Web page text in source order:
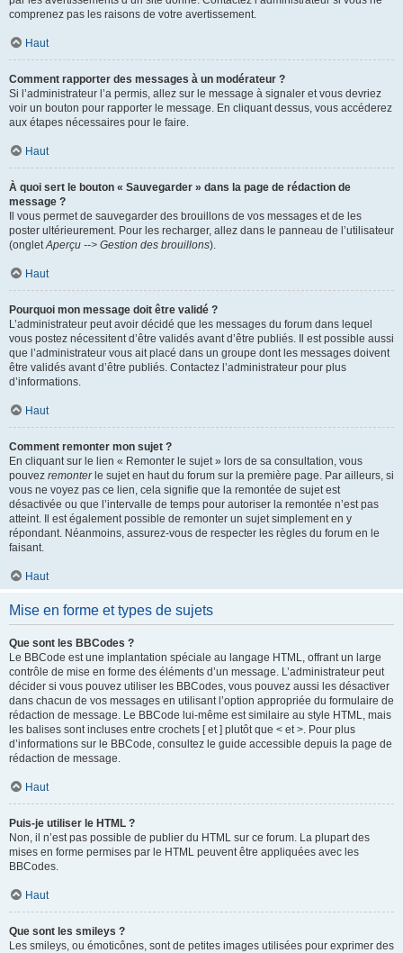
comprenez pas les raisons de votre avertissement.
Haut
Comment rapporter des messages à un modérateur ?
Si l’administrateur l’a permis, allez sur le message à signaler et vous devriez
voir un bouton pour rapporter le message. En cliquant dessus, vous accéderez
aux étapes nécessaires pour le faire.
Haut
À quoi sert le bouton « Sauvegarder » dans la page de rédaction de
message ?
Il vous permet de sauvegarder des brouillons de vos messages et de les
poster ultérieurement. Pour les recharger, allez dans le panneau de l’utilisateur
(ongletAperçu --> Gestion des brouillons).
Haut
Pourquoi mon message doit être validé ?
L’administrateur peut avoir décidé que les messages du forum dans lequel
vous postez nécessitent d’être validés avant d’être publiés. Il est possible aussi
que l’administrateur vous ait placé dans un groupe dont les messages doivent
être validés avant d’être publiés. Contactez l’administrateur pour plus
d’informations.
Haut
Comment remonter mon sujet ?
En cliquant sur le lien « Remonter le sujet » lors de sa consultation, vous
pouvez remonterle sujet en haut du forum sur la première page. Par ailleurs, si
vous ne voyez pas ce lien, cela signifie que la remontée de sujet est
désactivée ou que l’intervalle de temps pour autoriser la remontée n’est pas
atteint. Il est également possible de remonter un sujet simplement en y
répondant. Néanmoins, assurez-vous de respecter les règles du forum en le
faisant.
Haut
Mise en forme et types de sujets
Que sont les BBCodes ?
Le BBCode est une implantation spéciale au langage HTML, offrant un large
contrôle de mise en forme des éléments d’un message. L’administrateur peut
décider si vous pouvez utiliser les BBCodes, vous pouvez aussi les désactiver
dans chacun de vos messages en utilisant l’option appropriée du formulaire de
rédaction de message. Le BBCode lui-même est similaire au style HTML, mais
les balises sont incluses entre crochets [ et ] plutôt que < et >. Pour plus
d’informations sur le BBCode, consultez le guide accessible depuis la page de
rédaction de message.
Haut
Puis-je utiliser le HTML ?
Non, il n’est pas possible de publier du HTML sur ce forum. La plupart des
mises en forme permises par le HTML peuvent être appliquées avec les
BBCodes.
Haut
Que sont les smileys ?
Les smileys, ou émoticônes, sont de petites images utilisées pour exprimer des